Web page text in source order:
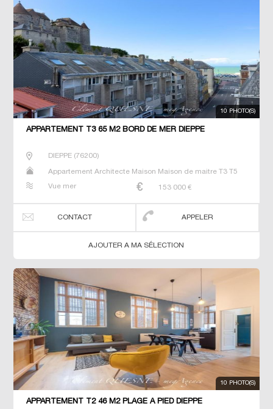
10 PHOTO(S)
APPARTEMENT T3 65 M2 BORD DE MER DIEPPE
DIEPPE(76200)
Appartement Architecte Maison Maison de maitre T3 T5
Vue mer
153 000 €
CONTACT APPELER
AJOUTER A MA SÉLECTION
10 PHOTO(S)
APPARTEMENT T2 46 M2 PLAGE À PIED DIEPPE